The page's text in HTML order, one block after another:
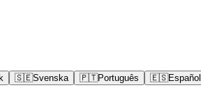
🇸🇪Svenska 🇵🇹Português 🇪🇸Español